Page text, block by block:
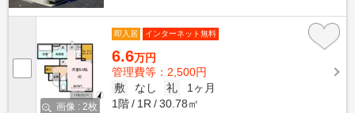
画像 : 2枚
即入居 インターネット無料
6.6万円
管理費等：2,500円
敷
なし 礼
1ヶ月
1階
1R 30.78㎡